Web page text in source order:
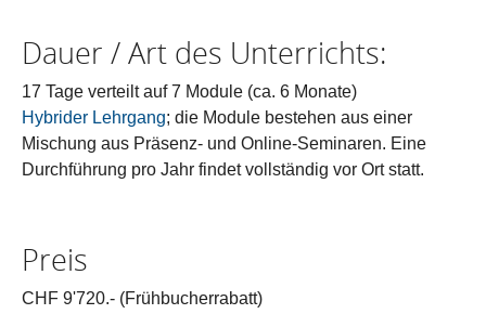
Dauer / Art des Unterrichts:
17 Tage verteilt auf 7 Module (ca. 6 Monate)
Hybrider Lehrgang; die Module bestehen aus einer
Mischung aus Präsenz- und Online-Seminaren. Eine
Durchführung pro Jahr findet vollständig vor Ort statt.
Preis
CHF 9'720.- (Frühbucherrabatt)